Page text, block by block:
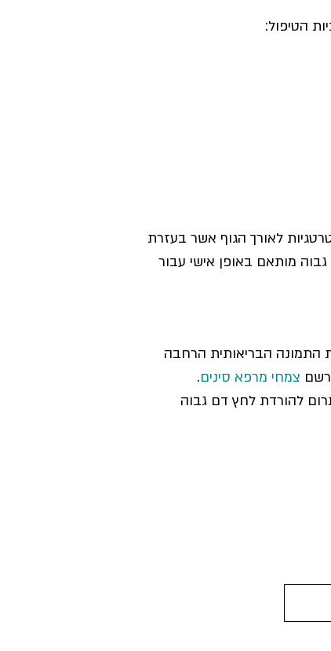
הטיפול:
לאורך הגוף אשר בעזרת
מותאם באופן אישי עבור
התמונה הבריאותית הרחבה
צמחי מרפא סינים.
להורדת לחץ דם גבוה